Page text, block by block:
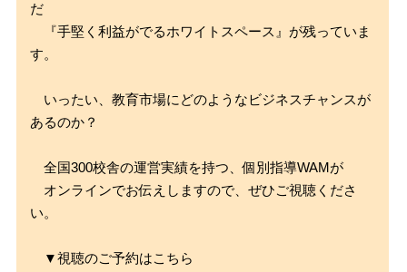
だ
『手堅く利益がでるホワイトスペース』が残っていま
す。
いったい、教育市場にどのようなビジネスチャンスが
あるのか？
全国300校舎の運営実績を持つ、個別指導WAMが
オンラインでお伝えしますので、ぜひご視聴くださ
い。
▼視聴のご予約はこちら